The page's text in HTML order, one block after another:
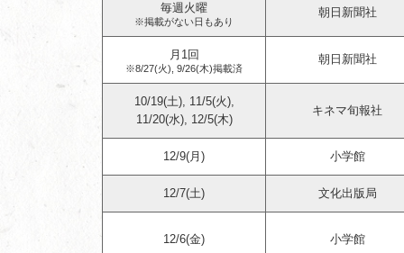
毎週火曜
※掲載がない日もあり
朝日新聞社
月1回
※8/27(火), 9/26(木)掲載済
朝日新聞社
10/19(土), 11/5(火),
11/20(水), 12/5(木)
キネマ旬報社
12/9(月) 小学館
12/7(土) 文化出版局
12/6(金) 小学館